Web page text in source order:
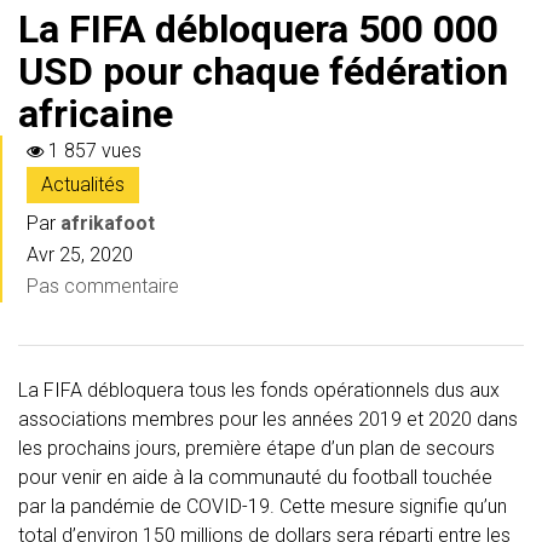
La FIFA débloquera 500 000
USD pour chaque fédération
africaine
1 857 vues
Actualités
Par afrikafoot
Avr 25, 2020
Pas commentaire
La FIFA débloquera tous les fonds opérationnels dus aux
associations membres pour les années 2019 et 2020 dans
les prochains jours, première étape d’un plan de secours
pour venir en aide à la communauté du football touchée
par la pandémie de COVID-19. Cette mesure signifie qu’un
total d’environ 150 millions de dollars sera réparti entre les